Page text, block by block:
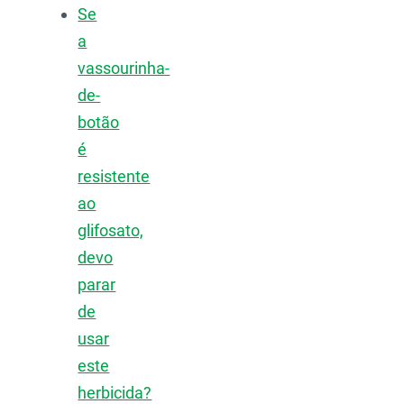
Se
a
vassourinha-
de-
botão
é
resistente
ao
glifosato,
devo
parar
de
usar
este
herbicida?